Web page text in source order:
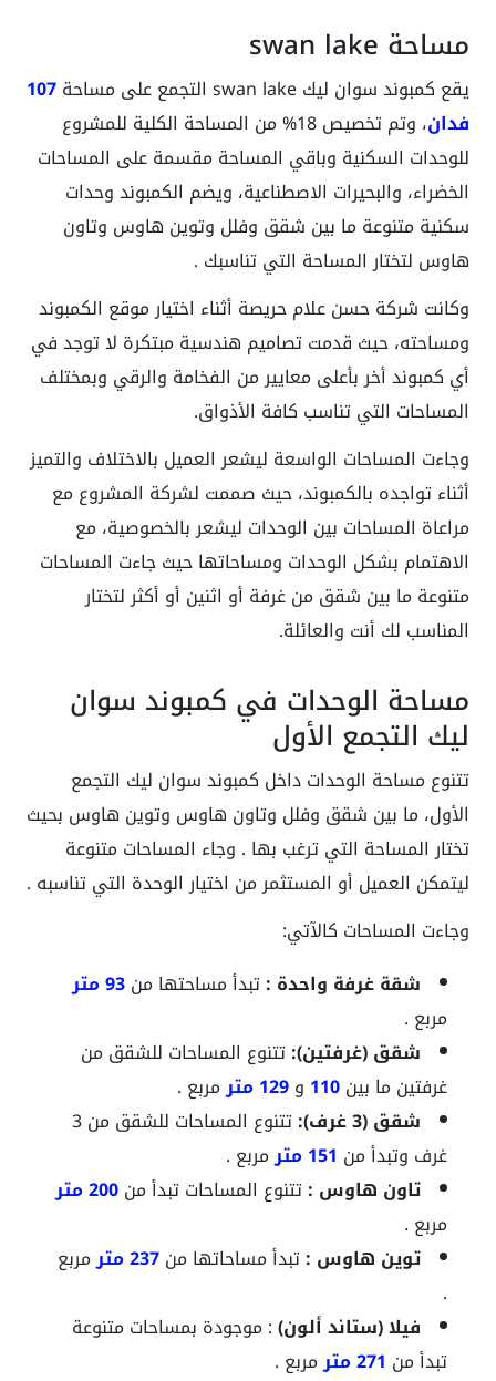
مساحة swan lake
يقع كمبوند سوان ليك swan lake التجمع على مساحة
107
فدان
، وتم تخصيص 18% من المساحة الكلية للمشروع
للوحدات السكنية وباقي المساحة مقسمة على المساحات
الخضراء، والبحيرات الاصطناعية، ويضم الكمبوند وحدات
سكنية متنوعة ما بين شقق وفلل وتوين هاوس وتاون
هاوس لتختار المساحة التي تناسبك .
وكانت شركة حسن علام حريصة أثناء اختيار موقع الكمبوند
ومساحته، حيث قدمت تصاميم هندسية مبتكرة لا توجد في
أي كمبوند أخر بأعلى معايير من الفخامة والرقي وبمختلف
المساحات التي تناسب كافة الأذواق.
وجاءت المساحات الواسعة ليشعر العميل بالاختلاف والتميز
أثناء تواجده بالكمبوند، حيث صممت لشركة المشروع مع
مراعاة المساحات بين الوحدات ليشعر بالخصوصية، مع
الاهتمام بشكل الوحدات ومساحاتها حيث جاءت المساحات
متنوعة ما بين شقق من غرفة أو اثنين أو أكثر لتختار
المناسب لك أنت والعائلة.
مساحة الوحدات في كمبوند سوان
ليك التجمع الأول
تتنوع مساحة الوحدات داخل كمبوند سوان ليك التجمع
الأول، ما بين شقق وفلل وتاون هاوس وتوين هاوس بحيث
تختار المساحة التي ترغب بها . وجاء المساحات متنوعة
ليتمكن العميل أو المستثمر من اختيار الوحدة التي تناسبه .
وجاءت المساحات كالآتي:
شقة غرفة واحدة :تبدأ مساحتها من93 متر
مربع .
شقق (غرفتين):تتنوع المساحات للشقق من
غرفتين ما بين110 و129 متر
مربع .
شقق (3 غرف):
تتنوع المساحات للشقق من 3
غرف وتبدأ من 151 متر
مربع .
تاون هاوس :تتنوع المساحات تبدأ من200 متر
مربع .
توين هاوس :تبدأ مساحاتها من237 متر
مربع
.
فيلا (ستاند ألون): موجودة بمساحات متنوعة
تبدأ من 271 متر مربع .